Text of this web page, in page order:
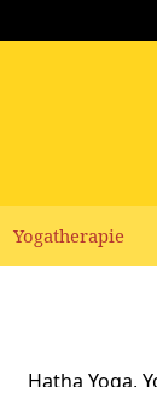
Yogatherapie
Hatha Yoga,